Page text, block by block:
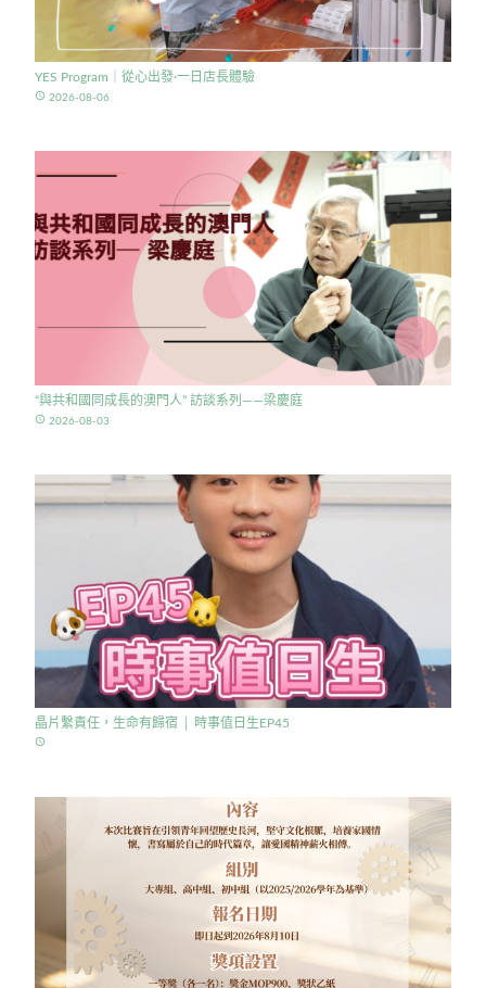
YES Program｜從心出發·一日店長體驗
access_time 2026-08-06
“與共和國同成長的澳門人” 訪談系列——梁慶庭
access_time 2026-08-03
晶片繫責任，生命有歸宿 │ 時事值日生EP45
access_time